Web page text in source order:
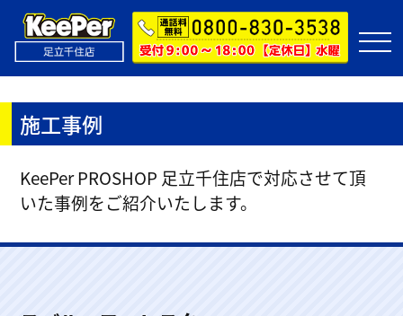
施工事例
KeePer PROSHOP 足立千住店で対応させて頂
いた事例をご紹介いたします。